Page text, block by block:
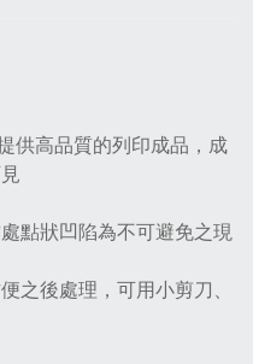
供高品質的列印成品，成
點狀凹陷為不可避免之現
之後處理，可用小剪刀、